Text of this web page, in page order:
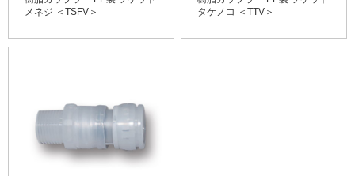
メネジ ＜TSFV＞
タケノコ ＜TTV＞